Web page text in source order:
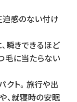
感のない付け
瞬きできるほど
毛に当たらない
クト。旅行や出
、就寝時の安眠